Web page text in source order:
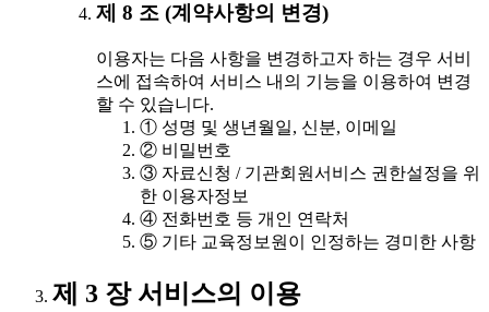
제 8 조 (계약사항의 변경)
이용자는 다음 사항을 변경하고자 하는 경우 서비
스에 접속하여 서비스 내의 기능을 이용하여 변경
할 수 있습니다.
① 성명 및 생년월일, 신분, 이메일
② 비밀번호
③ 자료신청 / 기관회원서비스 권한설정을 위
한 이용자정보
④ 전화번호 등 개인 연락처
⑤ 기타 교육정보원이 인정하는 경미한 사항
제 3 장 서비스의 이용